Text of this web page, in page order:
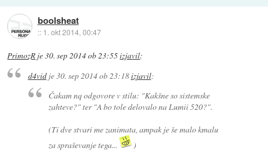
boolsheat
:: 1. okt 2014, 00:47
PrimozR je30. sep 2014 ob 23:55izjavil:
d4vidje30. sep 2014 ob 23:18izjavil:
Čakam nq odgovore v stilu: "Kakšne so sistemske
zahteve?" ter "A bo tole delovalo na Lumii 520?".
(Ti dve stvari me zanimata, ampak je še malo kmalu
za spraševanje tega...
)